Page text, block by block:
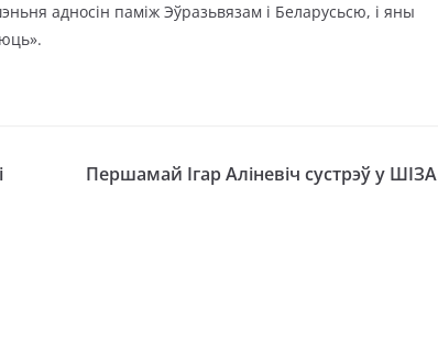
адносін паміж Эўразьвязам і Беларусьсю, і яны
Першамай Ігар Аліневіч сустрэў у ШІЗА